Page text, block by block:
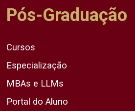
Pós-Graduação
Cursos
Especialização
MBAs e LLMs
Portal do Aluno